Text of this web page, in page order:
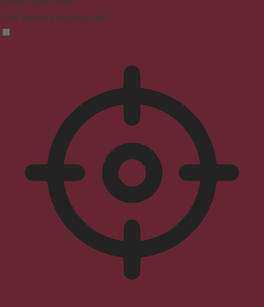
Seizure Safe Profile
Clear flashes & reduces color